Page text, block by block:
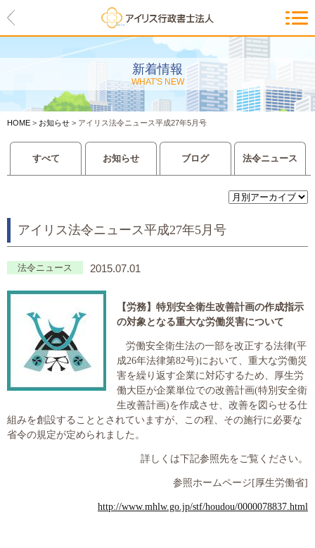
新着情報
WHAT'S NEW
HOME > お知らせ > アイリス法令ニュース平成27年5月号
すべて お知らせ ブログ 法令ニュース
アイリス法令ニュース平成27年5月号
法令ニュース 2015.07.01
【労務】特別安全衛生改善計画の作成指示
の対象となる重大な労働災害について
労働安全衛生法の一部を改正する法律(平
成26年法律第82号)において、重大な労働災
害を繰り返す企業に対応するため、厚生労
働大臣が企業単位での改善計画(特別安全衛
生改善計画)を作成させ、改善を図らせる仕
組みを創設することとされていますが、この程、その施行に必要な
省令の規定が定められました。
詳しくは下記参照先をご覧ください。
参照ホームページ [厚生労働省]
http://www.mhlw.go.jp/stf/houdou/0000078837.html
HOME
アイリスの紹介
代表ご挨拶・経営理念・アイリス
のお約束
会社概要・アクセスマップ
サービス一覧
入管等外国人各種手続き
建設業許可申請
事業に必要な許認可取得サポート
その他各種手続き
費用の目安
よくあるご質問